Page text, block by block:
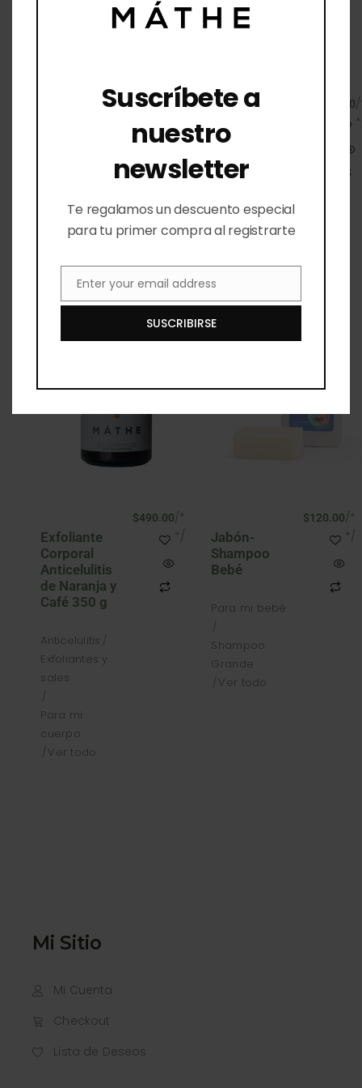
Acondicionador
Hidratante de
Mini shampoos y
Minis para viaje
Ver todo
$150.00 /*
Acondicionador
Té Verde
Mini shampoos y
acondicionadores
Ver todo
120.00
Exfoliante
Corporal
Anticelulitis
de Naranja y
Café 350 g
Anticelulitis
Exfoliantes y
sales
Para mi
cuerpo
Ver todo
$490.00/*
*/
Jabón-
Shampoo
Bebé
Para mi bebé
Shampoo
Grande
Ver todo
$120.00/*
*/
Mi Sitio
Mi Cuenta
Checkout
Lista de Deseos
Suscríbete a
nuestro
newsletter
Te regalamos un descuento especial
para tu primer compra al registrarte
EmailEnter your email address
SUSCRIBIRSE